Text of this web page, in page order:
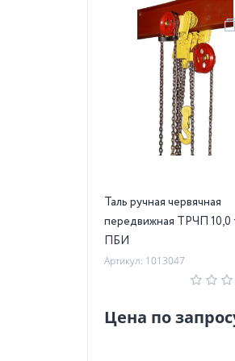
Таль ручная червячная
передвижная ТРЧП 10,0
ПБИ
Артикул: 1013047
Цена по